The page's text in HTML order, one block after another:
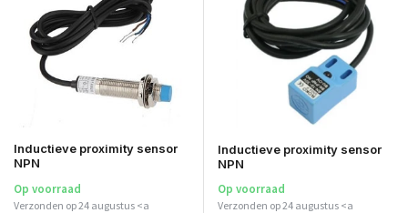
Inductieve proximity sensor
NPN
Op voorraad
Verzonden op 24 augustus <a
Inductieve proximity sensor
NPN
Op voorraad
Verzonden op 24 augustus <a